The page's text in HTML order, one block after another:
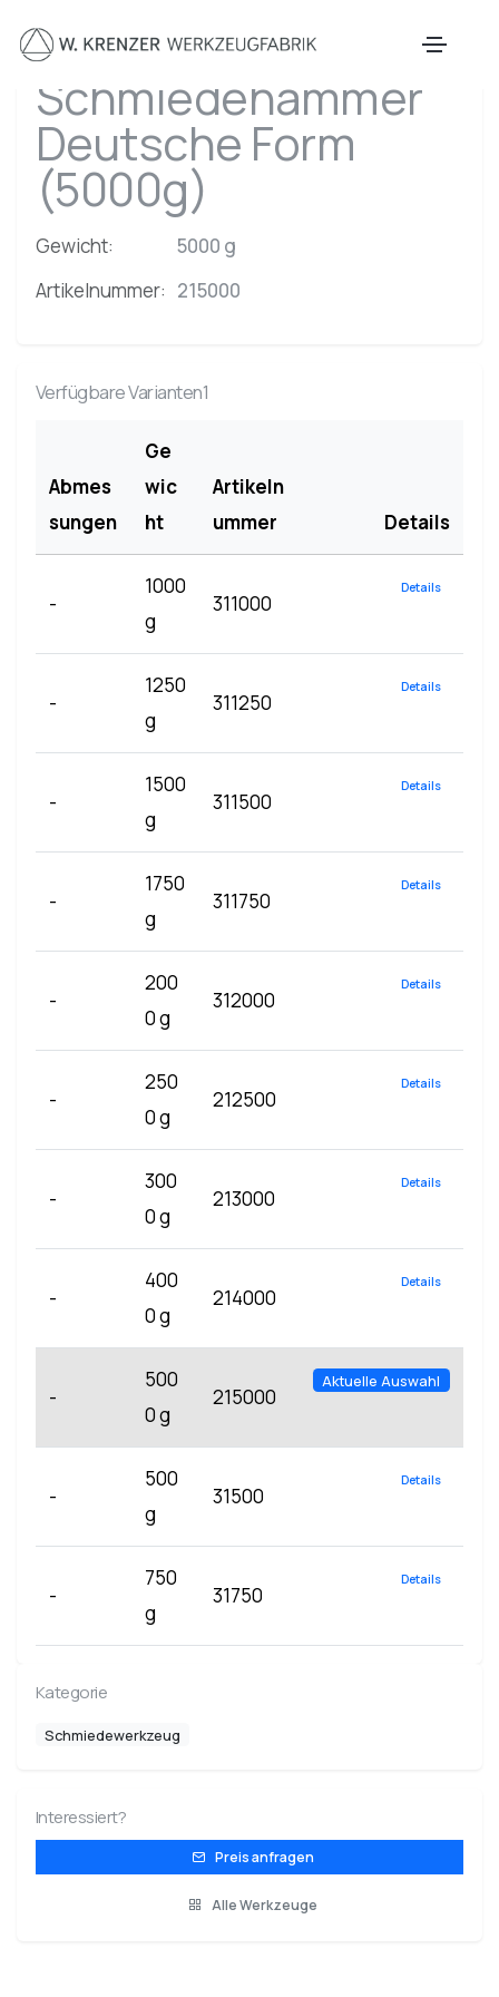
Schmiedehammer
Deutsche Form
(5000g)
Gewicht:
5000 g
Artikelnummer: 215000
Verfügbare Varianten1
Abmes
sungen
Ge
wic
ht
Artikeln
ummer
Details
-
1000
g
311000
Details
-
1250
g
311250
Details
-
1500
g
311500
Details
-
1750
g
311750
Details
-
200
0 g
312000
Details
-
250
0 g
212500
Details
-
300
0 g
213000
Details
-
400
0 g
214000
Details
-
500
0 g
215000
Aktuelle Auswahl
-
500
g
31500
Details
-
750
g
31750
Details
Kategorie
Schmiedewerkzeug
Interessiert?
Preis anfragen
Alle Werkzeuge